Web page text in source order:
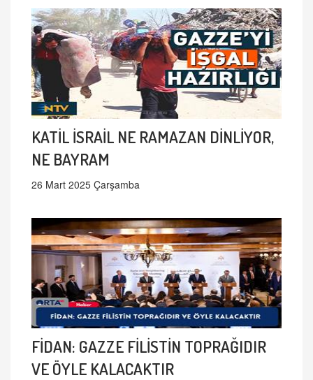
KATİL İSRAİL NE RAMAZAN DİNLİYOR,
NE BAYRAM
26 Mart 2025 Çarşamba
FİDAN: GAZZE FİLİSTİN TOPRAĞIDIR
VE ÖYLE KALACAKTIR